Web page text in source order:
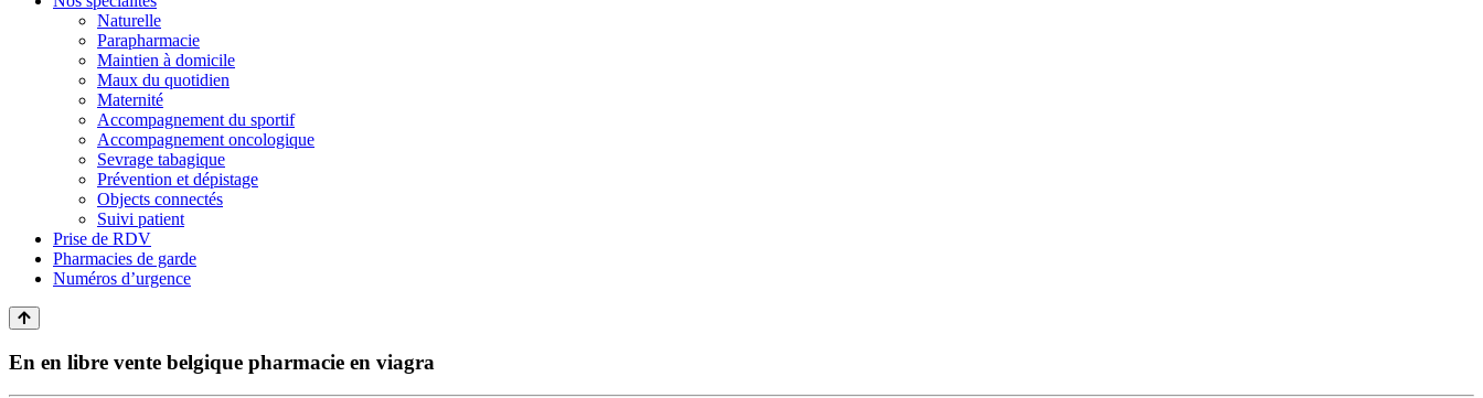
Naturelle
Parapharmacie
Maintien à domicile
Maux du quotidien
Maternité
Accompagnement du sportif
Accompagnement oncologique
Sevrage tabagique
Prévention et dépistage
Objects connectés
Suivi patient
Prise de RDV
Pharmacies de garde
Numéros d’urgence
En en libre vente belgique pharmacie en viagra